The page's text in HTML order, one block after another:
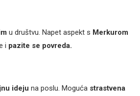
u društvu. Napet aspekt s Merkurom
i pazite se povreda.
ideju na poslu. Moguća strastvena